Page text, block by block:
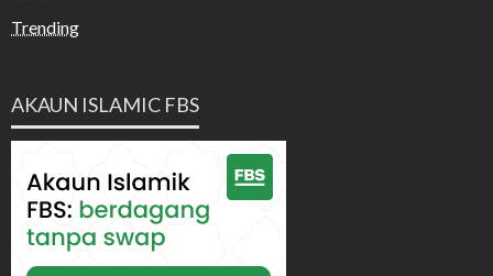
Trending
AKAUN ISLAMIC FBS